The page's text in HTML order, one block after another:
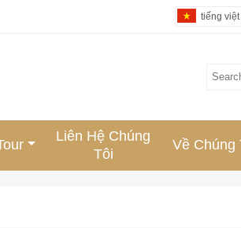
tiếng việt
Liên Hệ Chúng
Tôi
Về Chúng